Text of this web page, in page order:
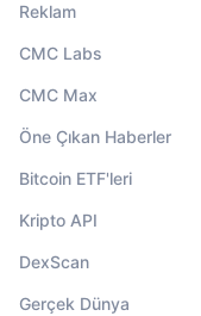
Reklam
CMC Labs
CMC Max
Öne Çıkan Haberler
Bitcoin ETF'leri
Kripto API
DexScan
Gerçek Dünya